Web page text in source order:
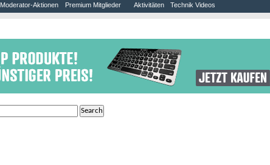
Moderator-Aktionen Premium Mitglieder Aktivitäten Technik Videos